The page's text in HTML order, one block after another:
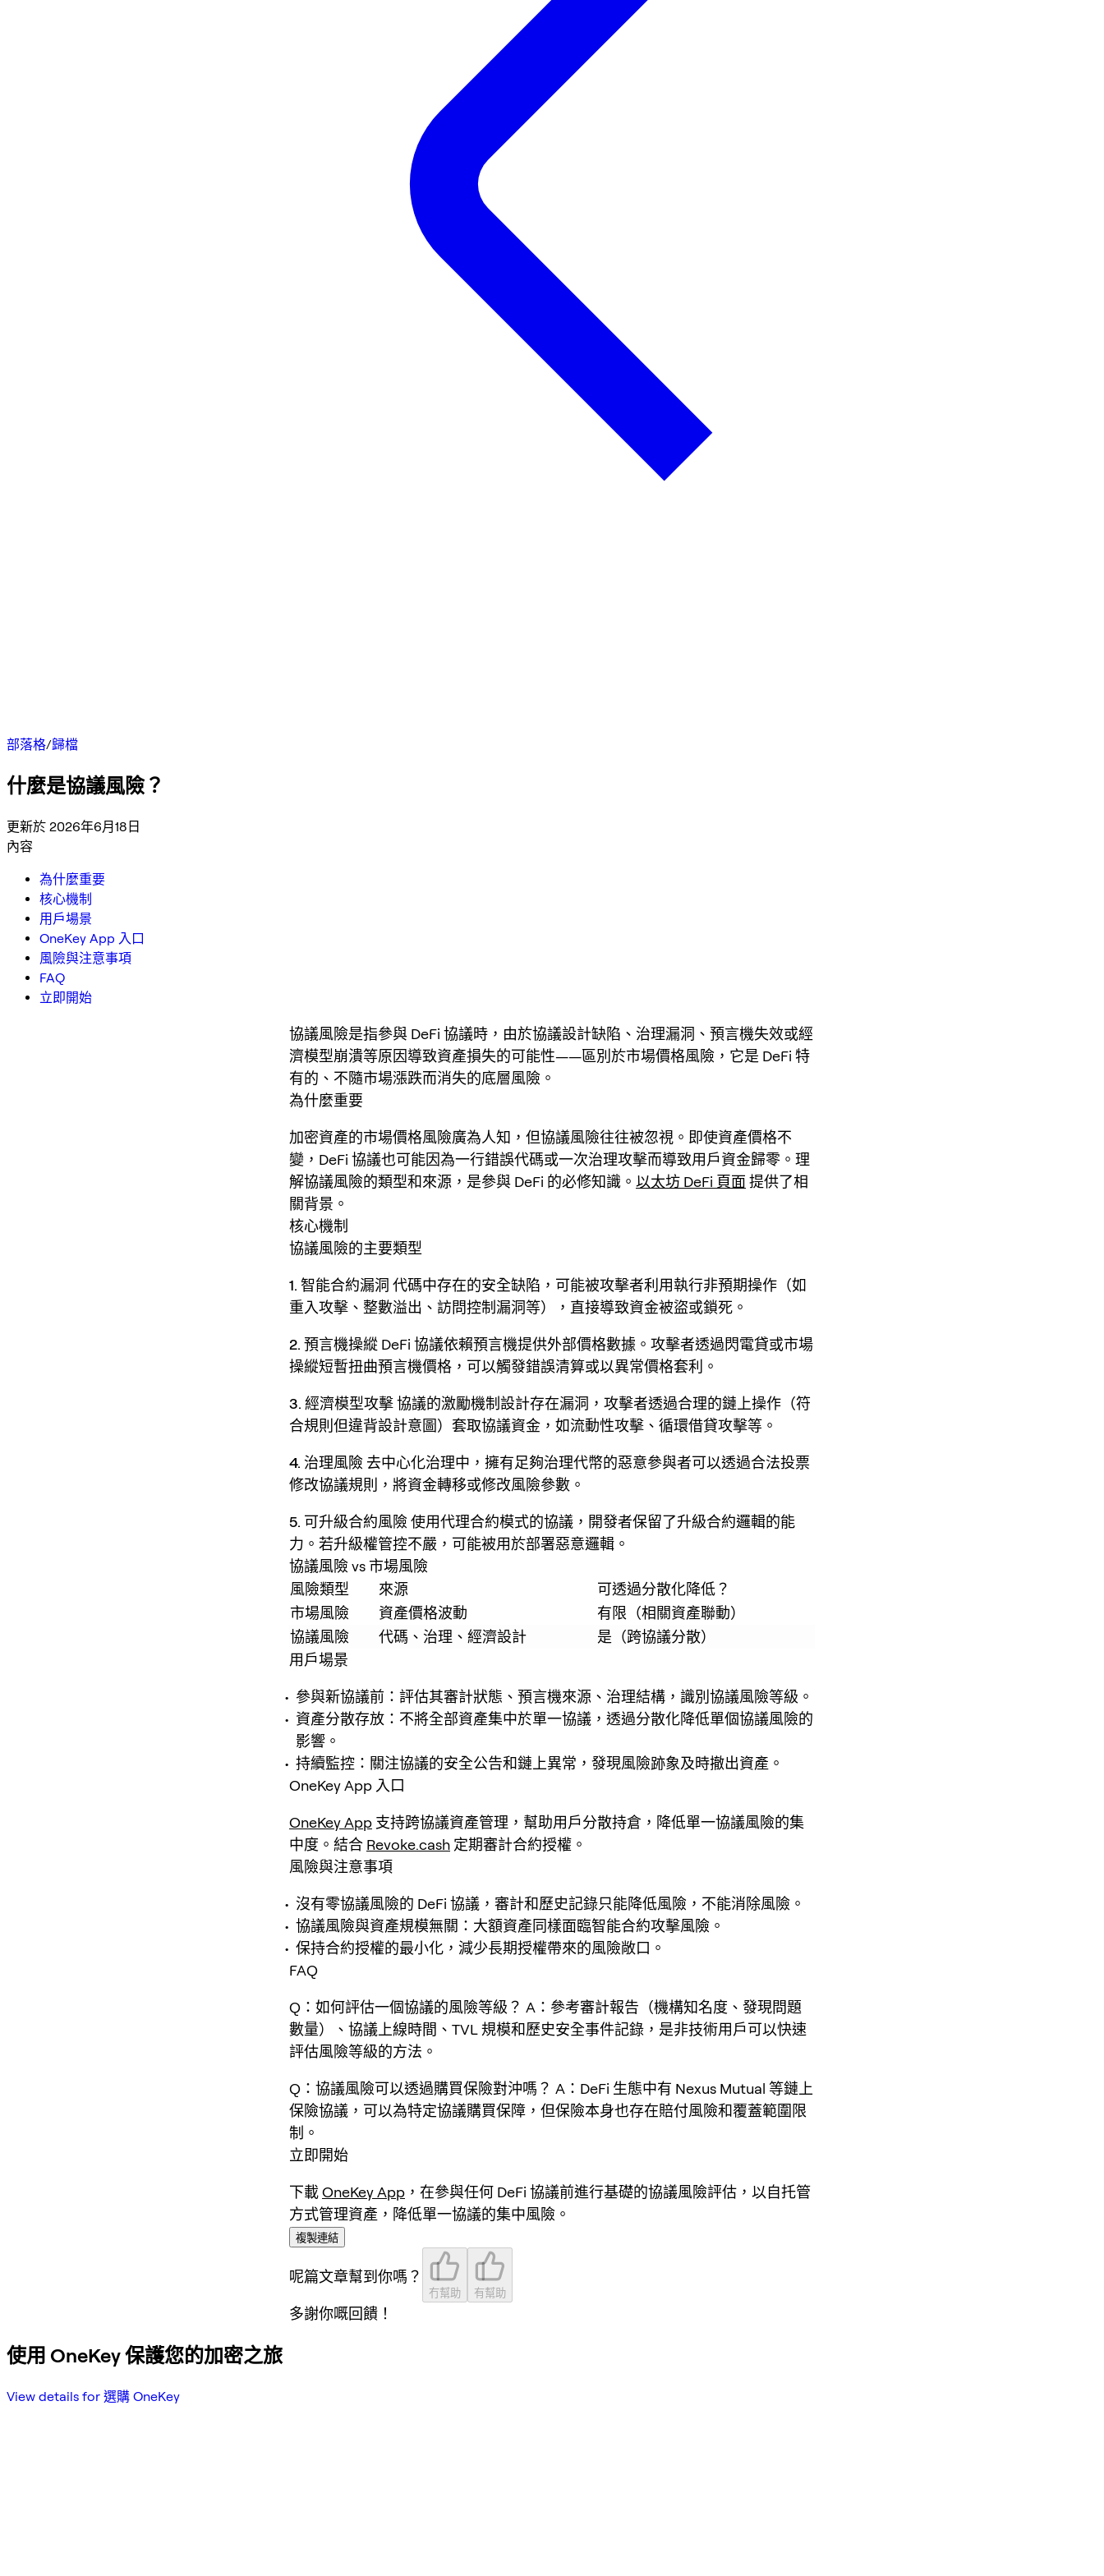
部落格/歸檔
什麼是協議風險？
更新於 2026年6月18日
內容
為什麼重要
核心機制
用戶場景
OneKey App 入口
風險與注意事項
FAQ
立即開始
協議風險是指參與 DeFi 協議時，由於協議設計缺陷、治理漏洞、預言機失效或經
濟模型崩潰等原因導致資產損失的可能性——區別於市場價格風險，它是 DeFi 特
有的、不隨市場漲跌而消失的底層風險。
為什麼重要
加密資產的市場價格風險廣為人知，但協議風險往往被忽視。即使資產價格不
變，DeFi 協議也可能因為一行錯誤代碼或一次治理攻擊而導致用戶資金歸零。理
解協議風險的類型和來源，是參與 DeFi 的必修知識。 以太坊 DeFi 頁面 提供了相
關背景。
核心機制
協議風險的主要類型
1. 智能合約漏洞 代碼中存在的安全缺陷，可能被攻擊者利用執行非預期操作（如
重入攻擊、整數溢出、訪問控制漏洞等），直接導致資金被盜或鎖死。
2. 預言機操縱 DeFi 協議依賴預言機提供外部價格數據。攻擊者透過閃電貸或市場
操縱短暫扭曲預言機價格，可以觸發錯誤清算或以異常價格套利。
3. 經濟模型攻擊協議的激勵機制設計存在漏洞，攻擊者透過合理的鏈上操作（符
合規則但違背設計意圖）套取協議資金，如流動性攻擊、循環借貸攻擊等。
4. 治理風險 去中心化治理中，擁有足夠治理代幣的惡意參與者可以透過合法投票
修改協議規則，將資金轉移或修改風險參數。
5. 可升級合約風險 使用代理合約模式的協議，開發者保留了升級合約邏輯的能
力。若升級權管控不嚴，可能被用於部署惡意邏輯。
協議風險 vs 市場風險
風險類型
來源
可透過分散化降低？
市場風險
資產價格波動
有限（相關資產聯動）
協議風險
代碼、治理、經濟設計
是（跨協議分散）
用戶場景
參與新協議前：評估其審計狀態、預言機來源、治理結構，識別協議風險等級。
資產分散存放：不將全部資產集中於單一協議，透過分散化降低單個協議風險的
影響。
持續監控：關注協議的安全公告和鏈上異常，發現風險跡象及時撤出資產。
OneKey App 入口
OneKey App 支持跨協議資產管理，幫助用戶分散持倉，降低單一協議風險的集
中度。結合 Revoke.cash 定期審計合約授權。
風險與注意事項
沒有零協議風險的 DeFi 協議，審計和歷史記錄只能降低風險，不能消除風險。
協議風險與資產規模無關：大額資產同樣面臨智能合約攻擊風險。
保持合約授權的最小化，減少長期授權帶來的風險敞口。
FAQ
Q：如何評估一個協議的風險等級？ A：參考審計報告（機構知名度、發現問題
數量）、協議上線時間、TVL 規模和歷史安全事件記錄，是非技術用戶可以快速
評估風險等級的方法。
Q：協議風險可以透過購買保險對沖嗎？ A：DeFi 生態中有 Nexus Mutual 等鏈上
保險協議，可以為特定協議購買保障，但保險本身也存在賠付風險和覆蓋範圍限
制。
立即開始
下載OneKey App ，在參與任何 DeFi 協議前進行基礎的協議風險評估，以自托管
方式管理資產，降低單一協議的集中風險。
複製連結
呢篇文章幫到你嗎？
冇幫助 有幫助
多謝你嘅回饋！
使用 OneKey 保護您的加密之旅
View details for 選購 OneKey